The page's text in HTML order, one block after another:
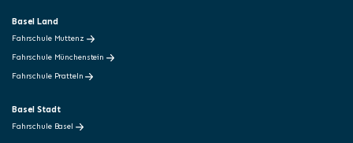
Basel Land
Fahrschule Muttenz
Fahrschule Münchenstein
Fahrschule Pratteln
Basel Stadt
Fahrschule Basel